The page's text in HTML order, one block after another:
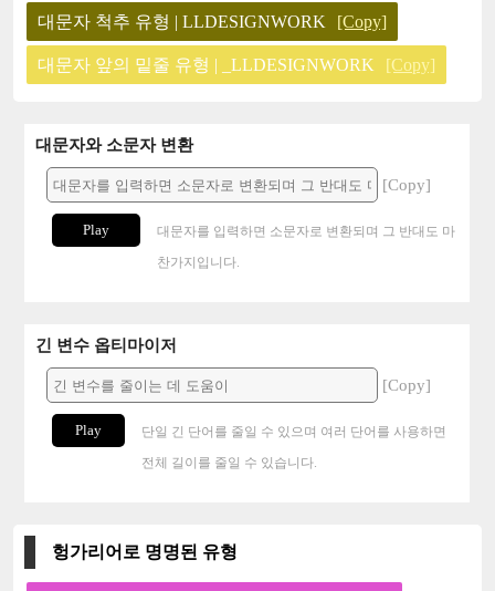
대문자 척추 유형 | LLDESIGNWORK [Copy]
대문자 앞의 밑줄 유형 | _LLDESIGNWORK [Copy]
대문자와 소문자 변환
[Copy]
Play
대문자를 입력하면 소문자로 변환되며 그 반대도 마
찬가지입니다.
긴 변수 옵티마이저
[Copy]
Play
단일 긴 단어를 줄일 수 있으며 여러 단어를 사용하면
전체 길이를 줄일 수 있습니다.
헝가리어로 명명된 유형